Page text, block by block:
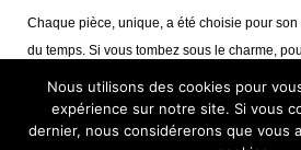
Chaque pièce, unique, a été choisie pour
du temps. Si vous tombez sous le charme,
contacter
Mail :giulia@cestvintage.com
Tél : +33(0) 6 22 65 93 17
Nous utilisons des cookies pour
expérience sur notre site. Si vous
dernier, nous considérerons que vous